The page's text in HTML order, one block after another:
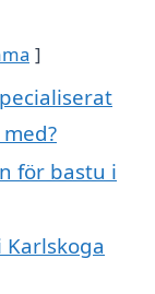
för bastu i